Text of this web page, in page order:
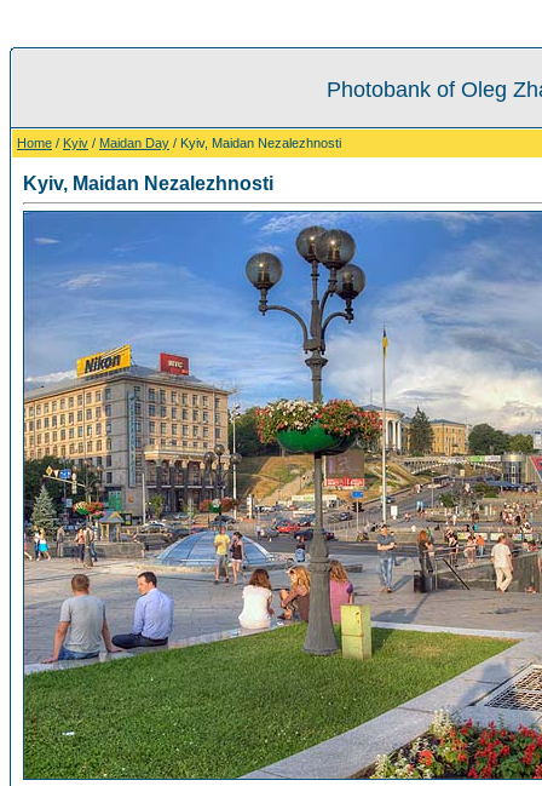
Photobank of Oleg
Home / Kyiv / Maidan Day / Kyiv, Maidan Nezalezhnosti
Kyiv, Maidan Nezalezhnosti